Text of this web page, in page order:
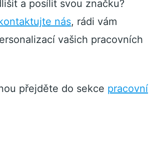
a posílit svou značku?
nás, rádi vám
vašich pracovních
přejděte do sekce pracovní